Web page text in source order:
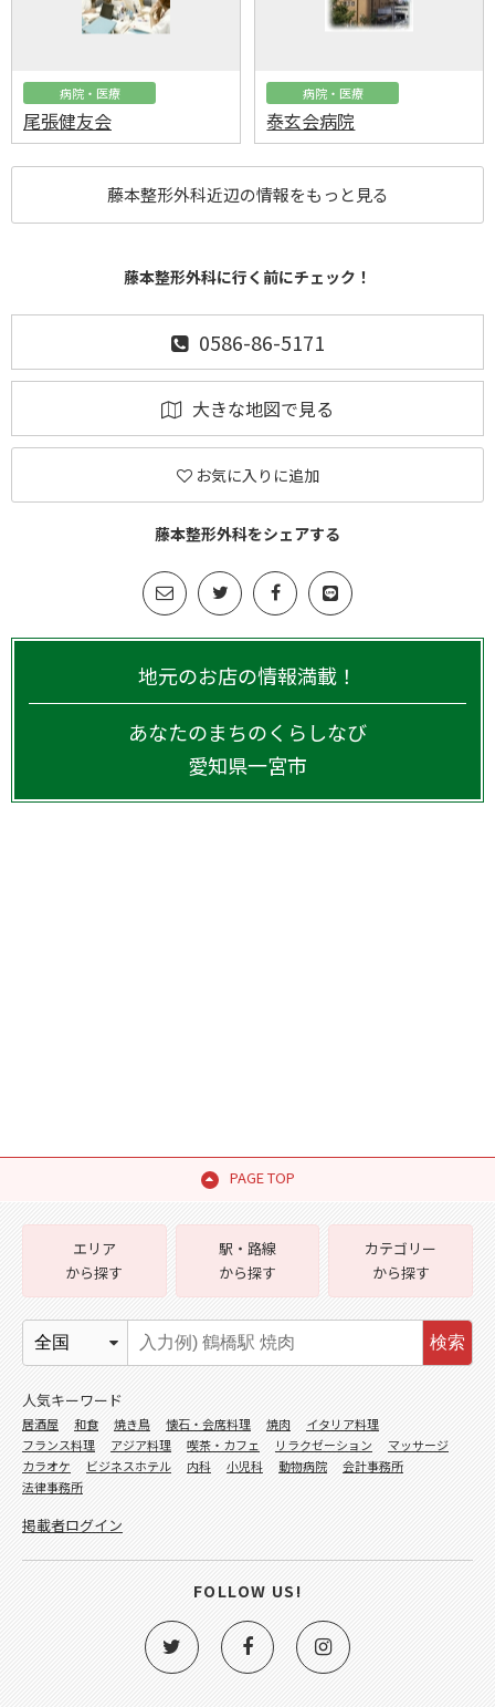
病院・医療
尾張健友会
病院・医療
泰玄会病院
藤本整形外科近辺の情報をもっと見る
藤本整形外科に行く前にチェック！
0586-86-5171
大きな地図で見る
お気に入りに追加
藤本整形外科をシェアする
地元のお店の情報満載！
あなたのまちのくらしなび
愛知県一宮市
PAGE TOP
エリア
から探す
駅・路線
から探す
カテゴリー
から探す
検索
人気キーワード
居酒屋 和食 焼き鳥 懐石・会席料理 焼肉
イタリア料理
フランス料理
アジア料理 喫茶・カフェ リラクゼーション
マッサージ
カラオケ
ビジネスホテル 内科 小児科 動物病院
会計事務所
法律事務所
掲載者ログイン
FOLLOW US!